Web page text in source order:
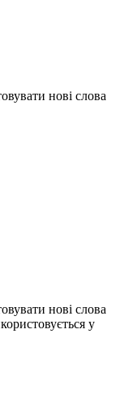
нові слова
нові слова
у